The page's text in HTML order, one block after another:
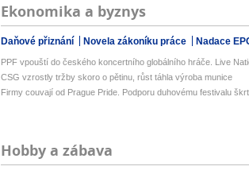
Ekonomika a byznys
Daňové přiznání Novela zákoníku práce Nadace
PPF vpouští do českého koncertního globálního hráče. Live
CSG vzrostly tržby skoro o pětinu, růst táhla výroba munice
Firmy couvají od Prague Pride. Podporu duhovému festivalu
Hobby a zábava